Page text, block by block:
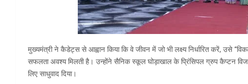
मुख्यमंत्री ने कैडेट्स से आह्वान किया कि वे जीवन में जो भी लक्ष्य निर्धारित करें, उसे
सफलता अवश्य मिलती है। उन्होंने सैनिक स्कूल घोड़ाखाल के प्रिंसिपल ग्रुप कैप्टन
लिए साधुवाद दिया।